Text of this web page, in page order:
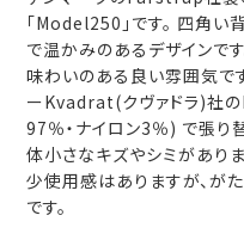
「Model250」です。 四角い
で温かみのあるデザインで
味わいのある良い雰囲気で
ーKvadrat(クヴァドラ)社
97％・ナイロン3％) で張り
体小さなキズやシミがあり
少使用感はありますが、が
です。